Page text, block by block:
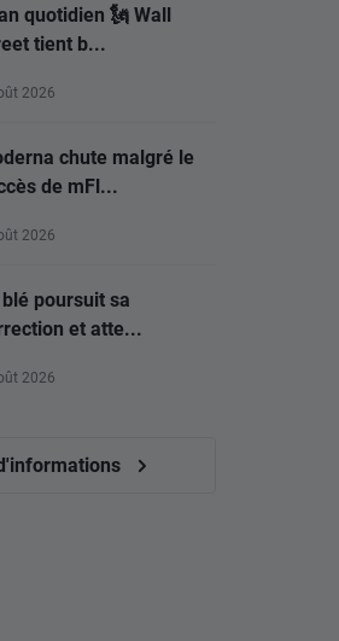
quotidien 🗽 Wall
tient b...
2026
chute malgré le
de mFl...
2026
poursuit sa
et atte...
2026